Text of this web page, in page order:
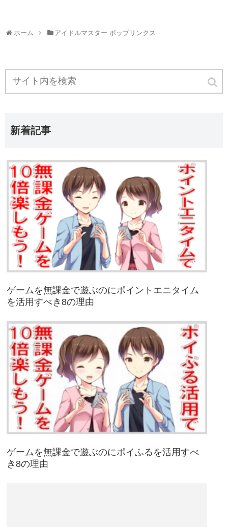
ホーム アイドルマスター ポップリンクス
新着記事
ゲームを無課金で遊ぶのにポイントエニタイム
を活用すべき8の理由
ゲームを無課金で遊ぶのにポイふるを活用すべ
き8の理由